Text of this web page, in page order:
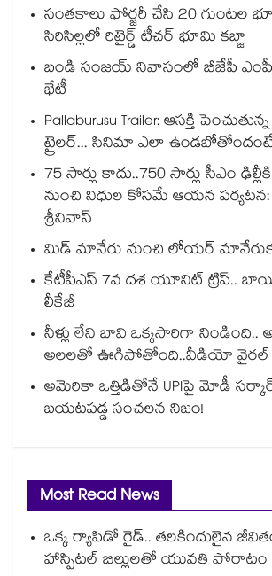
సంతకాలు ఫోర్జరీ చేసి 20 గుంటల
సిరిసిల్లలో రిటైర్డ్ టీచర్ భూమి కబ్జా
బండి సంజయ్ నివాసంలో బీజేపీ
భేటీ
Pallaburusu Trailer: ఆసక్తి పెంచుతున్న
ట్రైలర్... సినిమా ఎలా
75 సార్లు కాదు..75‌‌‌‌‌‌‌‌0 సార్లు సీఎం
నుంచి నిధుల కోసమే ఆయన
శ్రీనివాస్
మిడ్ మానేరు నుంచి లోయర్
కేటీపీఎస్ 7వ దశ యూనిట్ ట్రిప్..
లీకేజీ
నీళ్లు లేని బావి ఒక్కసారిగా నిండింది..
అలలతో ఊగిపోతోంది..వీడియో వైరల్
అమెరికా ఒత్తిడితోనే UPIపై మోడీ సర్కార్‌
బయటపడ్డ సంచలన నిజం!
Most Read News
ఒక్క ర్యాపిడో రైడ్.. తలకిందులైన
హాస్పిటల్ బిల్లులతో యువతి పోరాటం